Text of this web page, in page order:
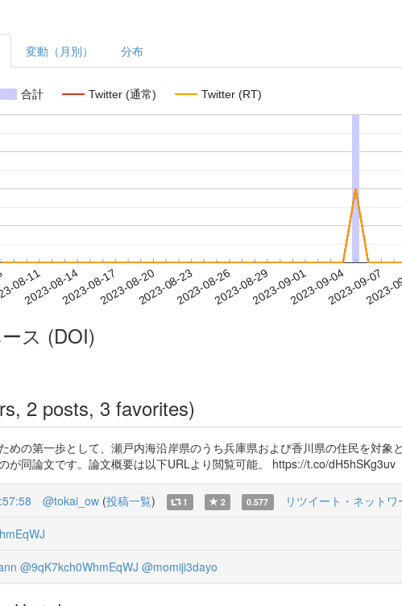
変動（月別） 分布
合計 Twitter (通常) Twitter (RT)
08-11
2023-08-142023-08-172023-08-202023-08-232023-08-262023-08-292023-09-012023-09-042023-09-07
2023-
ス (DOI)
2 posts, 3 favorites)
めの第一歩として、瀬戸内海沿岸県のうち兵庫県および香川県の住民を対
が同論文です。論文概要は以下URLより閲覧可能。 https://t.co/dH5hSKg3uv
@tokai_ow (投稿一覧) 1 2 0.577 リツイート・ネットワ
@9qK7kch0WhmEqWJ @momiji3dayo